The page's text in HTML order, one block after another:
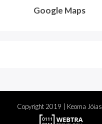
Google Maps
Copyright 2019 | Keoma Jóias